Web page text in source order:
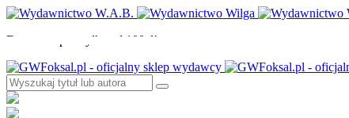
Darmowa przesyłka od 100zł!